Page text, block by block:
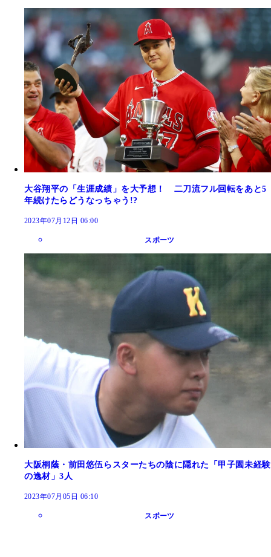
大谷翔平の「生涯成績」を大予想！ 二刀流フル回転をあと5
年続けたらどうなっちゃう!?
2023年07月12日 06:00
スポーツ
大阪桐蔭・前田悠伍らスターたちの陰に隠れた「甲子園未経験
の逸材」3人
2023年07月05日 06:10
スポーツ